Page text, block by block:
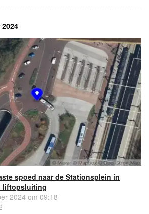
spoed naar de Stationsplein in
liftopsluiting
2024 om 09:18